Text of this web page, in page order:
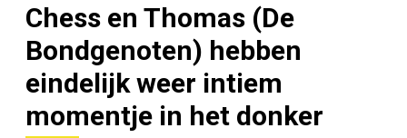
Chess en Thomas (De
Bondgenoten) hebben
eindelijk weer intiem
momentje in het donker